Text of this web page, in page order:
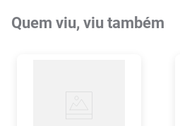
Quem viu, viu também